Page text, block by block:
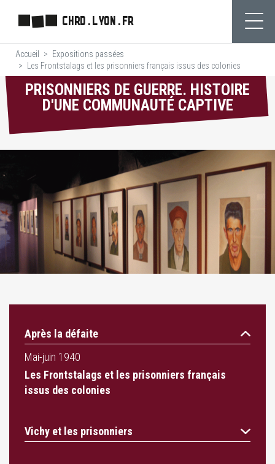
contenu
principal
CHRD.LYON.FR
Accueil
Expositions passées
Les Frontstalags et les prisonniers français issus des colonies
PRISONNIERS DE GUERRE. HISTOIRE
D'UNE COMMUNAUTÉ CAPTIVE
Après la défaite
Mai-juin 1940
Les Frontstalags et les prisonniers français
issus des colonies
Vichy et les prisonniers